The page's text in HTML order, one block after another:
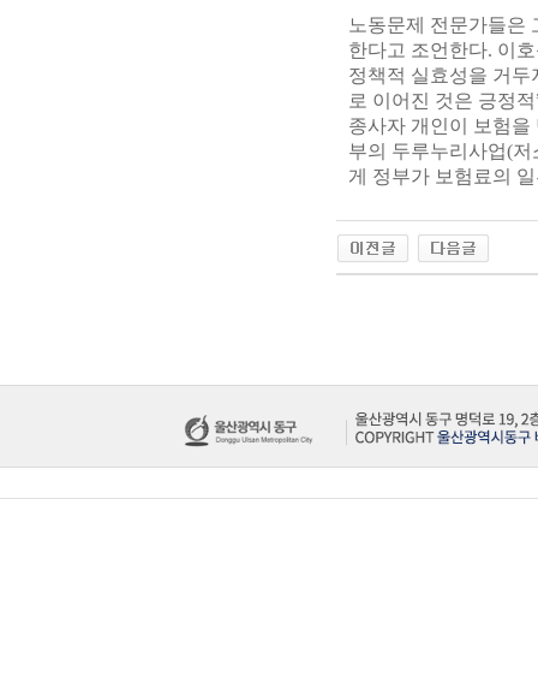
노동문제 전문가들은
한다고 조언한다. 이
정책적 실효성을 거
로 이어진 것은 긍정
종사자 개인이 보험
부의 두루누리사업(
게 정부가 보험료의